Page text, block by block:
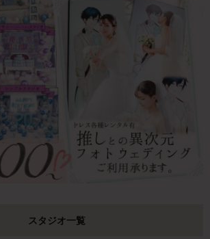
スタジオ一覧